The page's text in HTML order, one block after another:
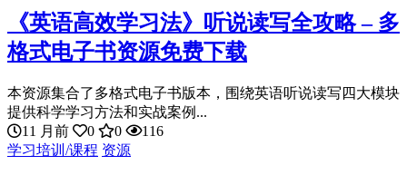
《英语高效学习法》听说读写全攻略 – 多
格式电子书资源免费下载
本资源集合了多格式电子书版本，围绕英语听说读写四大模块
提供科学学习方法和实战案例...
11 月前
0 0
116
学习培训/课程 资源